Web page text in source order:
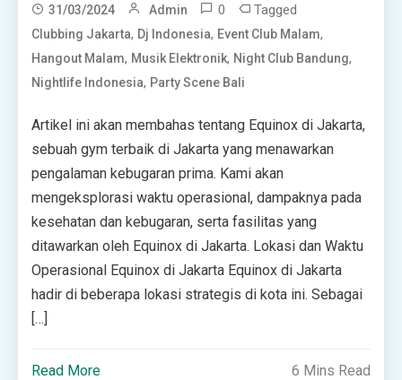
31/03/2024 Admin 0 Tagged
Clubbing Jakarta, Dj Indonesia, Event Club Malam,
Hangout Malam, Musik Elektronik, Night Club Bandung,
Nightlife Indonesia, Party Scene Bali
Artikel ini akan membahas tentang Equinox di Jakarta,
sebuah gym terbaik di Jakarta yang menawarkan
pengalaman kebugaran prima. Kami akan
mengeksplorasi waktu operasional, dampaknya pada
kesehatan dan kebugaran, serta fasilitas yang
ditawarkan oleh Equinox di Jakarta. Lokasi dan Waktu
Operasional Equinox di Jakarta Equinox di Jakarta
hadir di beberapa lokasi strategis di kota ini. Sebagai
[…]
Read More 6 Mins Read